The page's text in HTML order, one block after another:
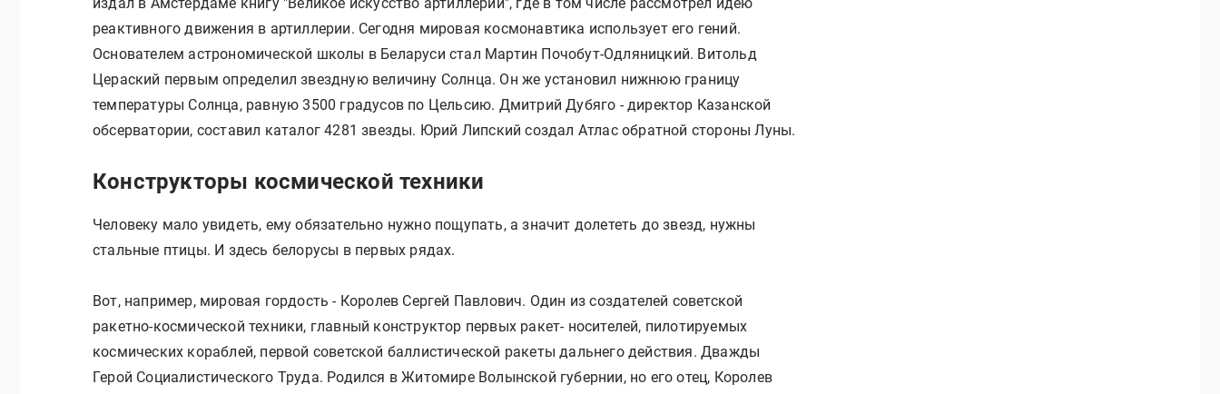
реактивного движения в артиллерии. Сегодня мировая космонавтика использует его гений.
Основателем астрономической школы в Беларуси стал Мартин Почобут-Одляницкий. Витольд
Цераский первым определил звездную величину Солнца. Он же установил нижнюю границу
температуры Солнца, равную 3500 градусов по Цельсию. Дмитрий Дубяго - директор Казанской
обсерватории, составил каталог 4281 звезды. Юрий Липский создал Атлас обратной стороны Луны.
Конструкторы космической техники
Человеку мало увидеть, ему обязательно нужно пощупать, а значит долететь до звезд, нужны
стальные птицы. И здесь белорусы в первых рядах.
Вот, например, мировая гордость - Королев Сергей Павлович. Один из создателей советской
ракетно-космической техники, главный конструктор первых ракет- носителей, пилотируемых
космических кораблей, первой советской баллистической ракеты дальнего действия. Дважды
Герой Социалистического Труда. Родился в Житомире Волынской губернии, но его отец, Королев